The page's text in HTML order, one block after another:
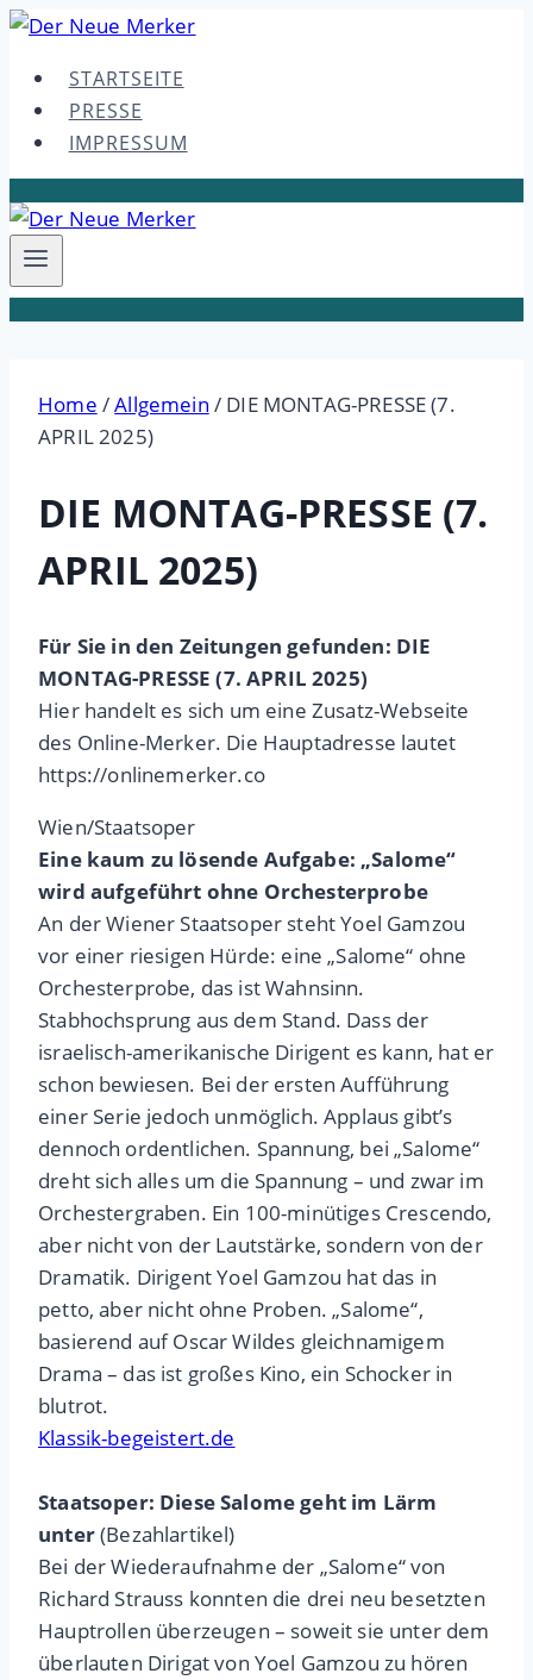
Skip
contentSTARTSEITE
PRESSE
IMPRESSUM
Home /Allgemein / DIE MONTAG-PRESSE (7.
APRIL 2025)
DIE MONTAG-PRESSE (7.
APRIL 2025)
Für Sie in den Zeitungen gefunden: DIE
MONTAG-PRESSE (7. APRIL 2025)
Hier handelt es sich um eine Zusatz-Webseite
des Online-Merker. Die Hauptadresse lautet
https://onlinemerker.co
Wien/Staatsoper
Eine kaum zu lösende Aufgabe: „Salome“
wird aufgeführt ohne Orchesterprobe
An der Wiener Staatsoper steht Yoel Gamzou
vor einer riesigen Hürde: eine „Salome“ ohne
Orchesterprobe, das ist Wahnsinn.
Stabhochsprung aus dem Stand. Dass der
israelisch-amerikanische Dirigent es kann, hat er
schon bewiesen. Bei der ersten Aufführung
einer Serie jedoch unmöglich. Applaus gibt’s
dennoch ordentlichen. Spannung, bei „Salome“
dreht sich alles um die Spannung – und zwar im
Orchestergraben. Ein 100-minütiges Crescendo,
aber nicht von der Lautstärke, sondern von der
Dramatik. Dirigent Yoel Gamzou hat das in
petto, aber nicht ohne Proben. „Salome“,
basierend auf Oscar Wildes gleichnamigem
Drama – das ist großes Kino, ein Schocker in
blutrot.
Klassik-begeistert.de
Staatsoper: Diese Salome geht im Lärm
unter(Bezahlartikel)
Bei der Wiederaufnahme der „Salome“ von
Richard Strauss konnten die drei neu besetzten
Hauptrollen überzeugen – soweit sie unter dem
überlauten Dirigat von Yoel Gamzou zu hören